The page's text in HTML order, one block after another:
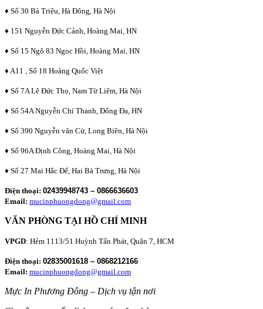
♦ Số 30 Bà Triệu, Hà Đông, Hà Nội
♦ 151 Nguyễn Đức Cảnh, Hoàng Mai, HN
♦ Số 15 Ngõ 83 Ngọc Hồi, Hoàng Mai, HN
♦ A11 , Số 18 Hoàng Quốc Việt
♦ Số 7A Lê Đức Thọ, Nam Từ Liêm, Hà Nội
♦ Số 54A Nguyễn Chí Thanh, Đống Đa, HN
♦ Số 390 Nguyễn văn Cừ, Long Biên, Hà Nội
♦ Số 96A Định Công, Hoàng Mai, Hà Nội
♦ Số 27 Mai Hắc Đế, Hai Bà Trưng, Hà Nội
Điện thoại: 02439948743 – 0866636603
Email: mucinphuongdong@gmail.com
VĂN PHÒNG TẠI HỒ CHÍ MINH
VPGD: Hẻm 1113/51 Huỳnh Tấn Phát, Quận 7, HCM
Điện thoại: 02835001618 – 0868212166
Email: mucinphuongdong@gmail.com
Mực In Phương Đông – Dịch vụ tận nơi